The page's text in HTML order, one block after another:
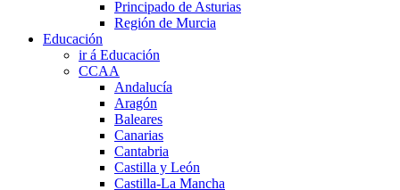
Principado de Asturias
Región de Murcia
Educación
ir á Educación
CCAA
Andalucía
Aragón
Baleares
Canarias
Cantabria
Castilla y León
Castilla-La Mancha